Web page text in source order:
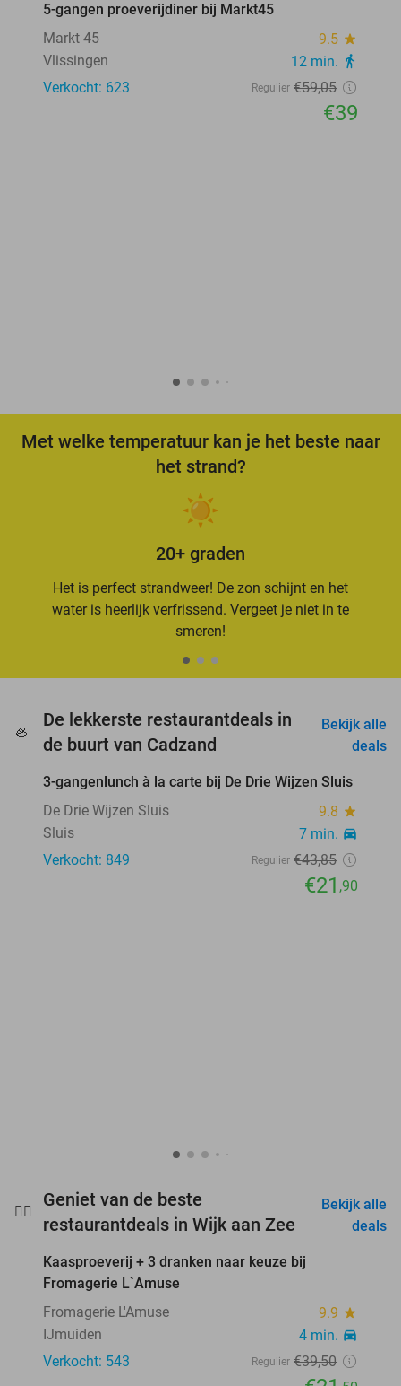
5-gangen proeverijdiner bij Markt45
Markt 45
9.5 star
Vlissingen 12 min. directions_walk
Verkocht: 623 Regulier €59,05
€39
Met welke temperatuur kan je het beste naar
het strand?
20+ graden
Het is perfect strandweer! De zon schijnt en het
water is heerlijk verfrissend. Vergeet je niet in te
smeren!
🦪
De lekkerste restaurantdeals in
de buurt van Cadzand
Bekijk alle
deals
50%
favorite_border
3-gangenlunch à la carte bij De Drie Wijzen Sluis
De Drie Wijzen Sluis
9.8 star
Sluis 7 min. directions_car
Verkocht: 849 Regulier €43,85
€21 ,90
🏄🏼
Geniet van de beste
restaurantdeals in Wijk aan Zee
Bekijk alle
deals
favorite_border
Kaasproeverij + 3 dranken naar keuze bij
Fromagerie L`Amuse
Fromagerie L'Amuse
9.9 star
IJmuiden 4 min. directions_car
Verkocht: 543 Regulier €39,50